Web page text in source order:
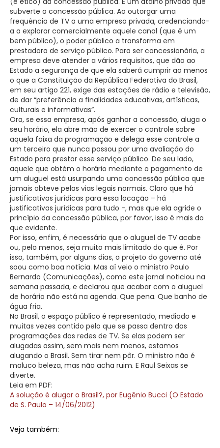
subverte a concessão pública. Ao outorgar uma
frequência de TV a uma empresa privada, credenciando-
a a explorar comercialmente aquele canal (que é um
bem público), o poder público a transforma em
prestadora de serviço público. Para ser concessionária, a
empresa deve atender a vários requisitos, que dão ao
Estado a segurança de que ela saberá cumprir ao menos
o que a Constituição da República Federativa do Brasil,
em seu artigo 221, exige das estações de rádio e televisão,
de dar “preferência a finalidades educativas, artísticas,
culturais e informativas”.
Ora, se essa empresa, após ganhar a concessão, aluga o
seu horário, ela abre mão de exercer o controle sobre
aquela faixa da programação e delega esse controle a
um terceiro que nunca passou por uma avaliação do
Estado para prestar esse serviço público. De seu lado,
aquele que obtém o horário mediante o pagamento de
um aluguel está usurpando uma concessão pública que
jamais obteve pelas vias legais normais. Claro que há
justificativas jurídicas para essa locação – há
justificativas jurídicas para tudo -, mas que ela agride o
princípio da concessão pública, por favor, isso é mais do
que evidente.
Por isso, enfim, é necessário que o aluguel de TV acabe
ou, pelo menos, seja muito mais limitado do que é. Por
isso, também, por alguns dias, o projeto do governo até
soou como boa notícia. Mas aí veio o ministro Paulo
Bernardo (Comunicações), como este jornal noticiou na
semana passada, e declarou que acabar com o aluguel
de horário não está na agenda. Que pena. Que banho de
água fria.
No Brasil, o espaço público é representado, mediado e
muitas vezes contido pelo que se passa dentro das
programações das redes de TV. Se elas podem ser
alugadas assim, sem mais nem menos, estamos
alugando o Brasil. Sem tirar nem pôr. O ministro não é
maluco beleza, mas não acha ruim. E Raul Seixas se
diverte.
Leia em PDF:
A solução é alugar o Brasil?, por Eugênio Bucci (O Estado
de S. Paulo – 14/06/2012)
Veja também: